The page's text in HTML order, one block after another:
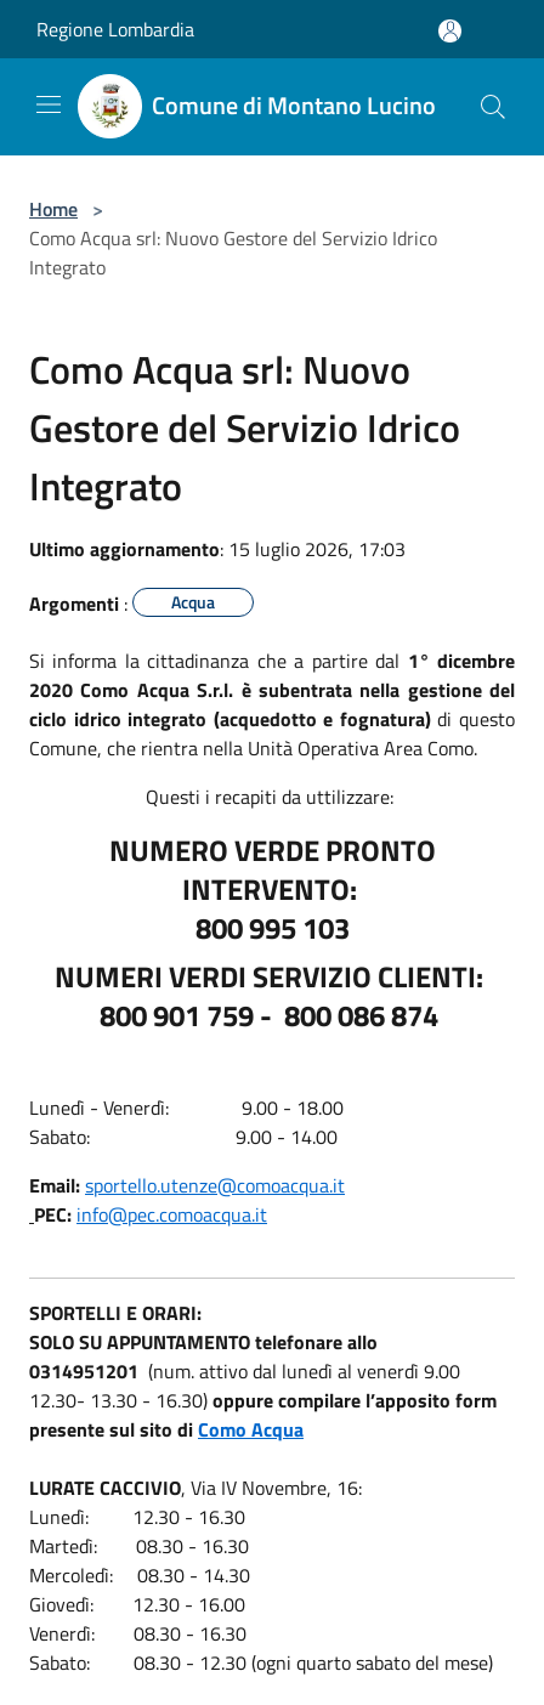
Regione Lombardia
Comune di Montano Lucino
Home >
Como Acqua srl: Nuovo Gestore del Servizio Idrico
Integrato
Como Acqua srl: Nuovo
Gestore del Servizio Idrico
Integrato
Ultimo aggiornamento: 15 luglio 2026, 17:03
Argomenti : Acqua
Si informa la cittadinanza che a partire dal 1° dicembre
2020 Como Acqua S.r.l. è subentrata nella gestione del
ciclo idrico integrato (acquedotto e fognatura)di questo
Comune, che rientra nella Unità Operativa Area Como.
Questi i recapiti da uttilizzare:
NUMERO VERDE PRONTO
INTERVENTO:
800 995 103
NUMERI VERDI SERVIZIO CLIENTI:
800 901 759 - 800 086 874
Lunedì - Venerdì: 9.00 - 18.00
Sabato: 9.00 - 14.00
Email:sportello.utenze@comoacqua.it
PEC: info@pec.comoacqua.it
SPORTELLI E ORARI:
SOLO SU APPUNTAMENTOtelefonare allo
0314951201 (num. attivodal lunedì al venerdì 9.00
12.30- 13.30 - 16.30)oppure compilare l’apposito form
presente sul sito diComo Acqua
LURATE CACCIVIO, Via IV Novembre, 16:
Lunedì: 12.30 - 16.30
Martedì: 08.30 - 16.30
Mercoledì: 08.30 - 14.30
Giovedì: 12.30 - 16.00
Venerdì: 08.30 - 16.30
Sabato: 08.30 - 12.30 (ogni quarto sabato del mese)